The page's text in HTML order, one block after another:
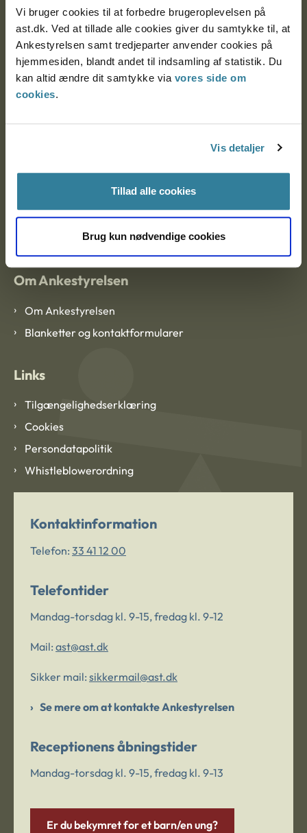
Vi bruger cookies til at forbedre brugeroplevelsen på
ast.dk. Ved at tillade alle cookies giver du samtykke til, at
Ankestyrelsen samt tredjeparter anvender cookies på
hjemmesiden, blandt andet til indsamling af statistik. Du
kan altid ændre dit samtykke via vores side om
cookies.
Vis detaljer
Tillad alle cookies
Brug kun nødvendige cookies
Postadresse:
Nytorv 7, 2. sal
9000 Aalborg
EAN: 57 98 000 35 48 21
Om Ankestyrelsen
Om Ankestyrelsen
Blanketter og kontaktformularer
Links
Tilgængelighedserklæring
Cookies
Persondatapolitik
Whistleblowerordning
Kontaktinformation
Telefon: 33 41 12 00
Telefontider
Mandag-torsdag kl. 9-15, fredag kl. 9-12
Mail: ast@ast.dk
Sikker mail: sikkermail@ast.dk
Se mere om at kontakte Ankestyrelsen
Receptionens åbningstider
Mandag-torsdag kl. 9-15, fredag kl. 9-13
Er du bekymret for et barn/en ung?